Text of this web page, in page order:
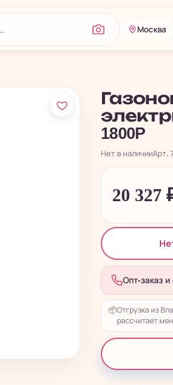
Москва
1800P
Нет в наличииАрт.
20 327
Опт-заказ и
📦Отгрузка из
рассчитает